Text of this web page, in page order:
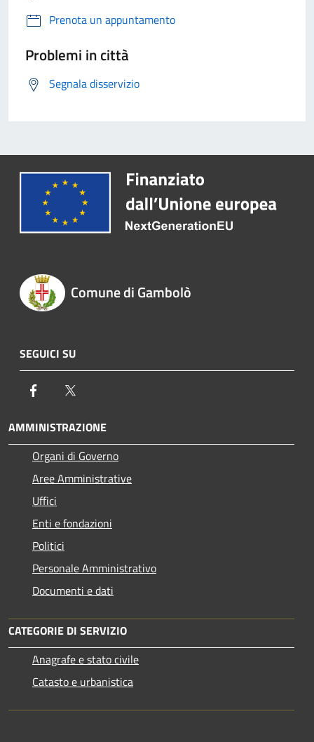
Prenota un appuntamento
Problemi in città
Segnala disservizio
Comune di Gambolò
SEGUICI SU
Facebook
AMMINISTRAZIONE
Organi di Governo
Aree Amministrative
Uffici
Enti e fondazioni
Politici
Personale Amministrativo
Documenti e dati
CATEGORIE DI SERVIZIO
Anagrafe e stato civile
Catasto e urbanistica